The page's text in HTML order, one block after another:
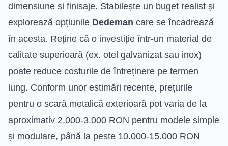
dimensiune și finisaje. Stabilește un buget realist și
explorează opțiunile Dedeman care se încadrează
în acesta. Reține că o investiție într-un material de
calitate superioară (ex. oțel galvanizat sau inox)
poate reduce costurile de întreținere pe termen
lung. Conform unor estimări recente, prețurile
pentru o scară metalică exterioară pot varia de la
aproximativ 2.000-3.000 RON pentru modele simple
și modulare, până la peste 10.000-15.000 RON